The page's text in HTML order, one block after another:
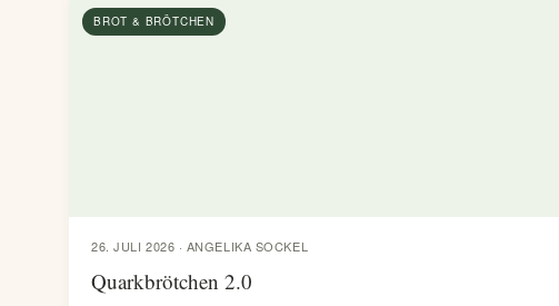
BROT & BRÖTCHEN
26. JULI 2026 · ANGELIKA SOCKEL
Quarkbrötchen 2.0